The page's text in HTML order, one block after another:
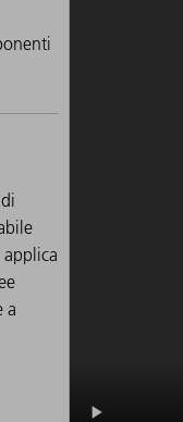
applica
a
prepararli ai
saldatura o
necessario
sottostante
Tutti i
del fascio
modo
garantire
pezzi.